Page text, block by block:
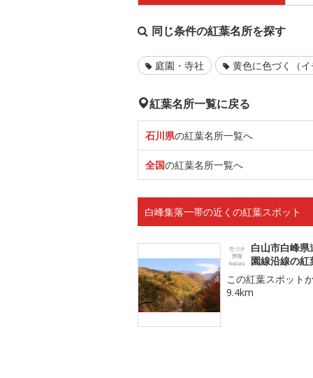
同じ条件の紅葉名所を探す
庭園・寺社 黄色に色づく（
紅葉名所一覧に戻る
石川県の紅葉名所一覧へ
全国の紅葉名所一覧へ
白峰集落一帯の近くの紅葉スポット
白山市白峰県
園線沿線の紅
この紅葉スポット
9.4km